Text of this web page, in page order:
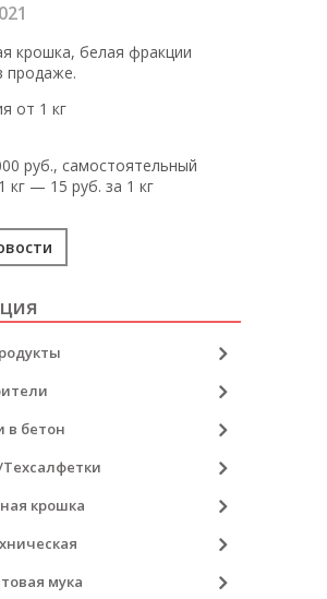
крошка, белая фракции
продаже.
от 1 кг
руб., самостоятельный
кг — 15 руб. за 1 кг
в бетон
крошка
мука